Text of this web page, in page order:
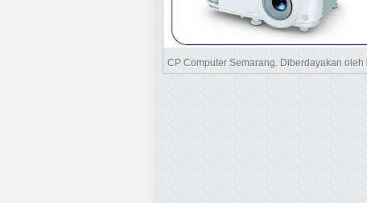
CP Computer Semarang. Diberdayakan oleh